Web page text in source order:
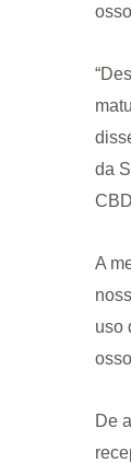
da
A
uso
De